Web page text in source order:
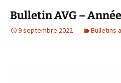
Bulletin AVG –
9 septembre 2022 Bulletins